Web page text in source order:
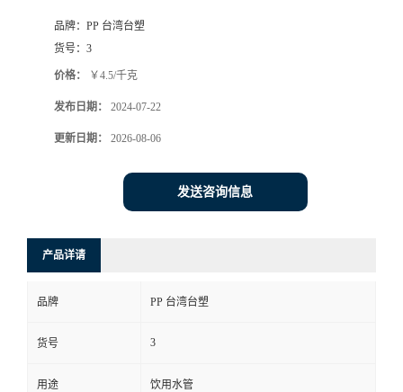
品牌： PP 台湾台塑
货号： 3
价格： ￥4.5/千克
发布日期： 2024-07-22
更新日期： 2026-08-06
发送咨询信息
产品详请
品牌 PP 台湾台塑
货号 3
用途 饮用水管